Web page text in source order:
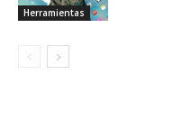
Herramientas